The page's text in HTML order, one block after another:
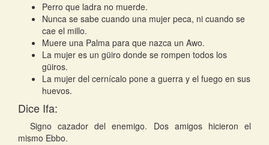
Perro que ladra no muerde.
Nunca se sabe cuando una mujer peca, ni cuando se
cae el millo.
Muere una Palma para que nazca un Awo.
La mujer es un güiro donde se rompen todos los
güiros.
La mujer del cernícalo pone a guerra y el fuego en sus
huevos.
Dice Ifa:
Signo cazador del enemigo. Dos amigos hicieron el
mismo Ebbo.